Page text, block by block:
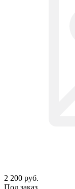
2 200 руб.
Под заказ